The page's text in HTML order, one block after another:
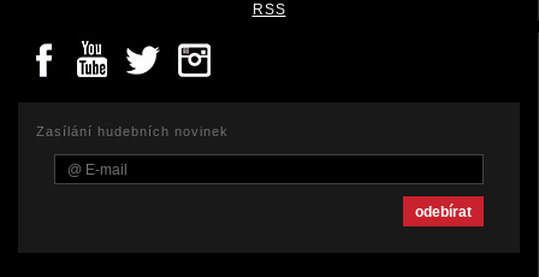
RSS
Zasílání hudebních novinek